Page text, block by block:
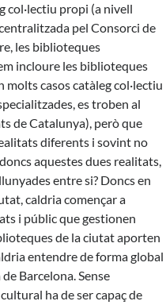
col·lectiu propi (a nivell
pel Consorci de
les biblioteques
incloure les biblioteques
casos catàleg col·lectiu
es troben al
de Catalunya), però que
diferents i sovint no
aquestes dues realitats,
entre si? Doncs en
caldria començar a
i públic que gestionen
de la ciutat aporten
entendre de forma global
Barcelona. Sense
ha de ser capaç de